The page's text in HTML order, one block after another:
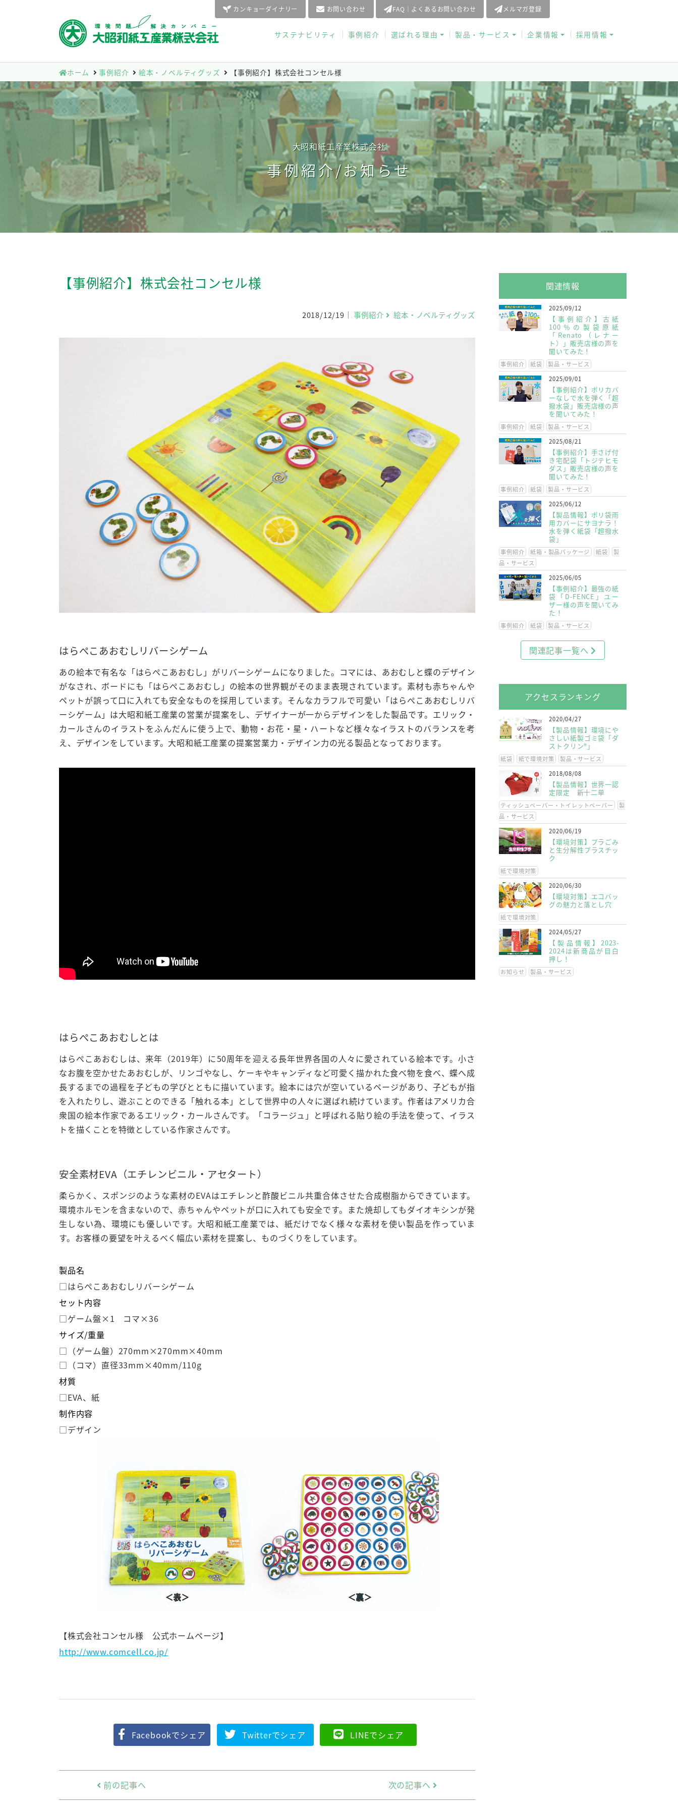
サステナビリティ 事例紹介 選ばれる理由 製品・サービス 企業情報 採用情報
カンキョーダイナリー お問い合わせ FAQ｜よくあるお問い合わせ メルマガ登録
ホーム 事例紹介 絵本・ノベルティグッズ 【事例紹介】株式会社コンセル様
大昭和紙工産業株式会社
事例紹介/お知らせ
【事例紹介】株式会社コンセル様
2018/12/19 事例紹介 絵本・ノベルティグッズ
はらぺこあおむしリバーシゲーム
あの絵本で有名な「はらぺこあおむし」がリバーシゲームになりました。コマには、あおむしと蝶のデザイン
がなされ、ボードにも「はらぺこあおむし」の絵本の世界観がそのまま表現されています。素材も赤ちゃんや
ペットが誤って口に入れても安全なものを採用しています。そんなカラフルで可愛い「はらぺこあおむしリバ
ーシゲーム」は大昭和紙工産業の営業が提案をし、デザイナーが一からデザインをした製品です。エリック・
カールさんのイラストをふんだんに使う上で、動物・お花・星・ハートなど様々なイラストのバランスを考
え、デザインをしています。大昭和紙工産業の提案営業力・デザイン力の光る製品となっております。
はらぺこあおむしとは
はらぺこあおむしは、来年（2019年）に50周年を迎える長年世界各国の人々に愛されている絵本です。小さ
なお腹を空かせたあおむしが、リンゴやなし、ケーキやキャンディなど可愛く描かれた食べ物を食べ、蝶へ成
長するまでの過程を子どもの学びとともに描いています。絵本には穴が空いているページがあり、子どもが指
を入れたりし、遊ぶことのできる「触れる本」として世界中の人々に選ばれ続けています。作者はアメリカ合
衆国の絵本作家であるエリック・カールさんです。「コラージュ」と呼ばれる貼り絵の手法を使って、イラス
トを描くことを特徴としている作家さんです。
安全素材EVA（エチレンビニル・アセタート）
柔らかく、スポンジのような素材のEVAはエチレンと酢酸ビニル共重合体させた合成樹脂からできています。
環境ホルモンを含まないので、赤ちゃんやペットが口に入れても安全です。また焼却してもダイオキシンが発
生しない為、環境にも優しいです。大昭和紙工産業では、紙だけでなく様々な素材を使い製品を作っていま
す。お客様の要望を叶えるべく幅広い素材を提案し、ものづくりをしています。
製品名
□はらぺこあおむしリバーシゲーム
セット内容
□ゲーム盤×1 コマ×36
サイズ/重量
□（ゲーム盤）270mm×270mm×40mm
□（コマ）直径33mm×40mm/110g
材質
□EVA、紙
制作内容
□デザイン
【株式会社コンセル様 公式ホームページ】
http://www.comcell.co.jp/
Facebookでシェア Twitterでシェア LINEでシェア
前の記事へ 次の記事へ
関連情報
2025/09/12
【事例紹介】古紙
100％の製袋原紙
「Renato（レナー
ト）」販売店様の声を
聞いてみた！
事例紹介 紙袋
製品・サービス
2025/09/01
【事例紹介】ポリカバ
ーなしで水を弾く「超
撥水袋」販売店様の声
を聞いてみた！
事例紹介 紙袋
製品・サービス
2025/08/21
【事例紹介】手さげ付
き宅配袋「トジテヒモ
ダス」販売店様の声を
聞いてみた！
事例紹介 紙袋
製品・サービス
2025/06/12
【製品情報】ポリ袋雨
用カバーにサヨナラ！
水を弾く紙袋「超撥水
袋」
事例紹介 紙箱・製品パッケージ 紙袋
製
品・サービス
2025/06/05
【事例紹介】最強の紙
袋「D-FENCE」ユー
ザー様の声を聞いてみ
た！
事例紹介 紙袋 製品・サービス
関連記事一覧へ
アクセスランキング
2020/04/27
【製品情報】環境にや
さしい紙製ゴミ袋「ダ
ストクリン®」
紙袋 紙で環境対策
製品・サービス
2018/08/08
【製品情報】世界一認
定限定 新十二単
ティッシュペーパー・トイレットペーパー
製
品・サービス
2020/06/19
【環境対策】プラごみ
と生分解性プラスチッ
ク
紙で環境対策
2020/06/30
【環境対策】エコバッ
グの魅力と落とし穴
紙で環境対策
2024/05/27
【製品情報】2023-
2024は新商品が目白
押し！
お知らせ 製品・サービス